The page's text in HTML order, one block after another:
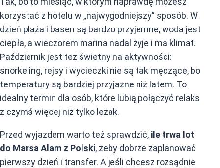
korzystać z hotelu w „najwygodniejszy” sposób. W
dzień plaża i basen są bardzo przyjemne, woda jest
ciepła, a wieczorem marina nadal żyje i ma klimat.
Październik jest też świetny na aktywności:
snorkeling, rejsy i wycieczki nie są tak męczące, bo
temperatury są bardziej przyjazne niż latem. To
idealny termin dla osób, które lubią połączyć relaks
z czymś więcej niż tylko leżak.
Przed wyjazdem warto też sprawdzić, ile trwa lot
do Marsa Alam z Polski, żeby dobrze zaplanować
pierwszy dzień i transfer. A jeśli chcesz rozsądnie